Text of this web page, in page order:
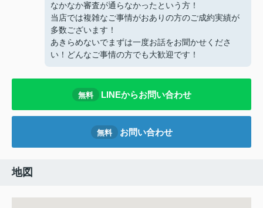
なかなか審査が通らなかったという方！
当店では複雑なご事情がおありの方のご成約実績が
多数ございます！
あきらめないでまずは一度お話をお聞かせくださ
い！どんなご事情の方でも大歓迎です！
無料 LINEからお問い合わせ
無料 お問い合わせ
地図